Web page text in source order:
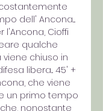
dell' Ancona....
l'Ancona, Cioffi
qualche
chiuso in
libera... 45' +
che viene
un primo tempo
nonostante